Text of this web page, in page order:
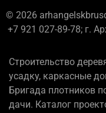
© 2026
+7 921 027-89-78; г.
Строительство
усадку, каркасные
Бригада плотников
дачи. Каталог